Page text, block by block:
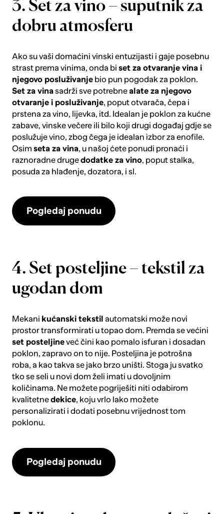
3. Set za vino – suputnik za
dobru atmosferu
Ako su vaši domaćini vinski entuzijasti i gaje posebnu
strast prema vinima, onda bi set za otvaranje vina i
njegovo posluživanjebio pun pogodak za poklon.
Set za vinasadrži sve potrebne alate za njegovo
otvaranje i posluživanje, poput otvarača, čepa i
prstena za vino, lijevka, itd. Idealan je poklon za kućne
zabave, vinske večere ili bilo koji drugi događaj gdje se
poslužuje vino, zbog čega je idealan izbor za enofile.
Osim seta za vina, u našoj ćete ponudi pronaći i
raznoradne drugedodatke za vino, poput stalka,
posuda za hlađenje, dozatora, i sl.
Pogledaj ponudu
4. Set posteljine – tekstil za
ugodan dom
Mekani kućanski tekstil automatski može novi
prostor transformirati u topao dom. Premda se većini
set posteljineveć čini kao pomalo isfuran i dosadan
poklon, zapravo on to nije. Posteljina je potrošna
roba, a kao takva se jako brzo uništi. Stoga ju svatko
tko se seli u novi dom želi imati u dovoljnim
količinama. Ne možete pogriješiti niti odabirom
kvalitetnedekice, koju vrlo lako možete
personalizirati i dodati posebnu vrijednost tom
poklonu.
Pogledaj ponudu